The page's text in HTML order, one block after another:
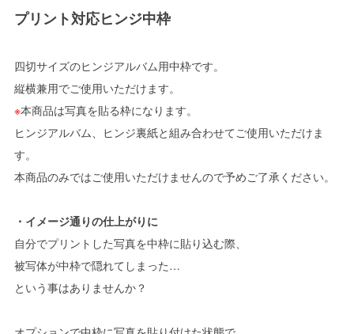
プリント対応ヒンジ中枠
四切サイズのヒンジアルバム用中枠です。
縦横兼用でご使用いただけます。
※本商品は写真を貼る枠になります。
ヒンジアルバム、ヒンジ裏紙と組み合わせてご使用いただけま
す。
本商品のみではご使用いただけませんので予めご了承ください。
・イメージ通りの仕上がりに
自分でプリントした写真を中枠に貼り込む際、
被写体が中枠で隠れてしまった…
という事はありませんか？